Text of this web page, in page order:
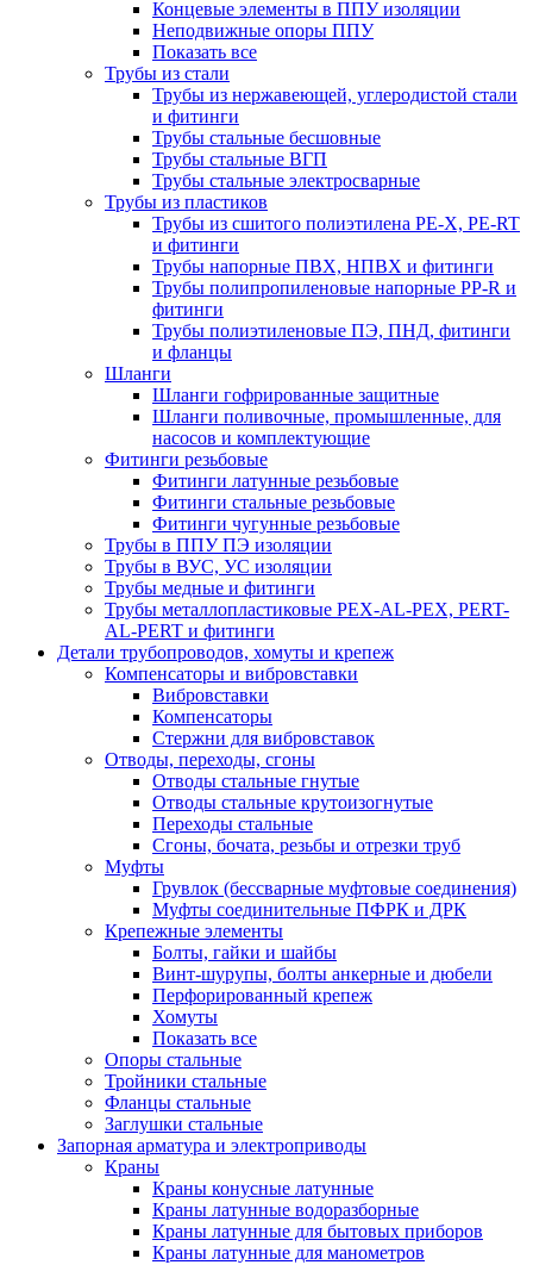
Концевые элементы в ППУ изоляции
Неподвижные опоры ППУ
Показать все
Трубы из стали
Трубы из нержавеющей, углеродистой стали
и фитинги
Трубы стальные бесшовные
Трубы стальные ВГП
Трубы стальные электросварные
Трубы из пластиков
Трубы из сшитого полиэтилена PE-X, PE-RT
и фитинги
Трубы напорные ПВХ, НПВХ и фитинги
Трубы полипропиленовые напорные PP-R и
фитинги
Трубы полиэтиленовые ПЭ, ПНД, фитинги
и фланцы
Шланги
Шланги гофрированные защитные
Шланги поливочные, промышленные, для
насосов и комплектующие
Фитинги резьбовые
Фитинги латунные резьбовые
Фитинги стальные резьбовые
Фитинги чугунные резьбовые
Трубы в ППУ ПЭ изоляции
Трубы в ВУС, УС изоляции
Трубы медные и фитинги
Трубы металлопластиковые PEX-AL-PEX, PERT-
AL-PERT и фитинги
Детали трубопроводов, хомуты и крепеж
Компенсаторы и вибровставки
Вибровставки
Компенсаторы
Стержни для вибровставок
Отводы, переходы, сгоны
Отводы стальные гнутые
Отводы стальные крутоизогнутые
Переходы стальные
Сгоны, бочата, резьбы и отрезки труб
Муфты
Грувлок (бессварные муфтовые соединения)
Муфты соединительные ПФРК и ДРК
Крепежные элементы
Болты, гайки и шайбы
Винт-шурупы, болты анкерные и дюбели
Перфорированный крепеж
Хомуты
Показать все
Опоры стальные
Тройники стальные
Фланцы стальные
Заглушки стальные
Запорная арматура и электроприводы
Краны
Краны конусные латунные
Краны латунные водоразборные
Краны латунные для бытовых приборов
Краны латунные для манометров